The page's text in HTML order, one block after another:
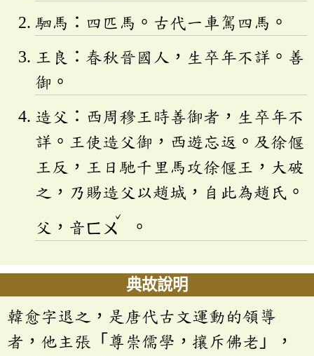
駟馬：四匹馬。古代一車駕四馬。
王良：春秋晉國人，生卒年不詳。善
御。
造父：西周穆王時善御者，生卒年不
詳。王使造父御，西遊忘返。及徐偃
王反，王日馳千里馬攻徐偃王，大破
之，乃賜造父以趙城，自此為趙氏。
父，音ㄈㄨ
ˇ
。
典故說明
韓愈字退之，是唐代古文運動的領導
者，他主張「尊崇儒學，攘斥佛老」，